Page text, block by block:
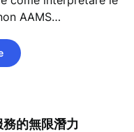
AAMS…
的無限潛力